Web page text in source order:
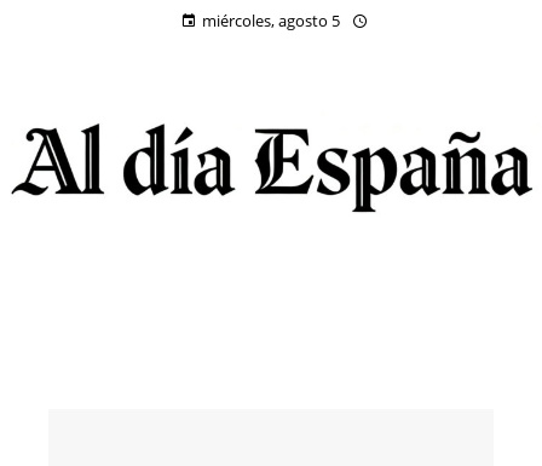
miércoles, agosto 5